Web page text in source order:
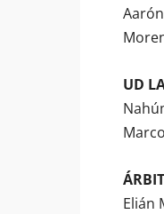
UD
Elián